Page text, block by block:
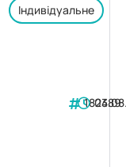
Індивідуальне
182389